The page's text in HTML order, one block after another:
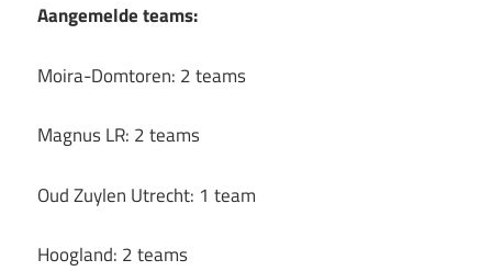
Aangemelde teams:
Moira-Domtoren: 2 teams
Magnus LR: 2 teams
Oud Zuylen Utrecht: 1 team
Hoogland: 2 teams